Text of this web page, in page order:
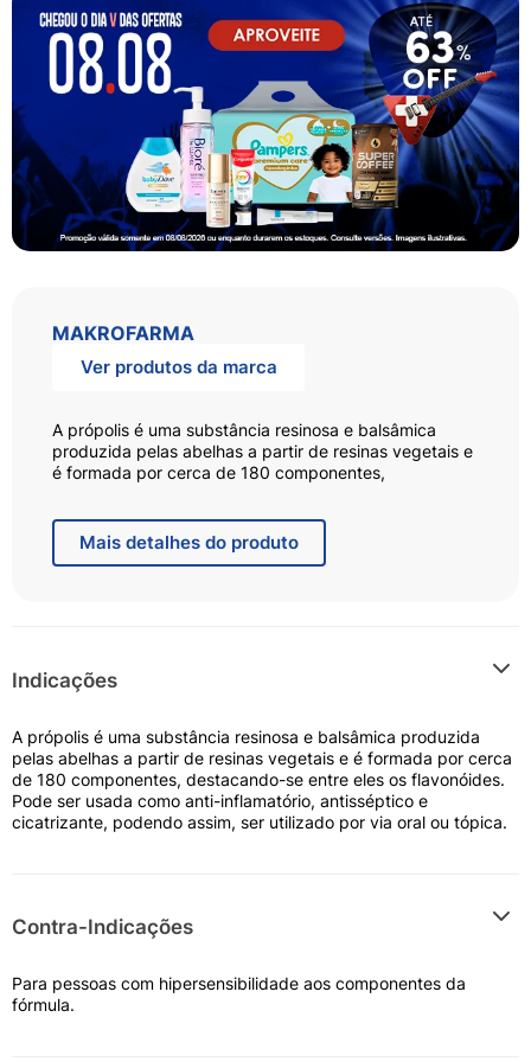
MAKROFARMA
Ver produtos da marca
A própolis é uma substância resinosa e balsâmica
produzida pelas abelhas a partir de resinas vegetais e
é formada por cerca de 180 componentes,
usada como anti-inflamatório, antisséptico e
cicatrizante, podendo assim, ser utilizado por via oral
ou tópica.
Mais detalhes do produto
Indicações
A própolis é uma substância resinosa e balsâmica produzida
pelas abelhas a partir de resinas vegetais e é formada por cerca
de 180 componentes, destacando-se entre eles os flavonóides.
Pode ser usada como anti-inflamatório, antisséptico e
cicatrizante, podendo assim, ser utilizado por via oral ou tópica.
Contra-Indicações
Para pessoas com hipersensibilidade aos componentes da
fórmula.